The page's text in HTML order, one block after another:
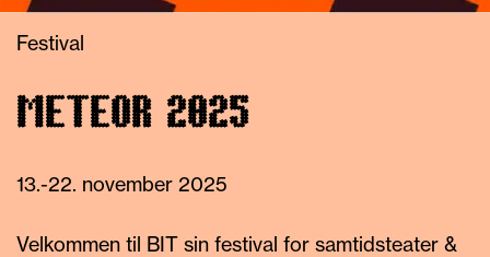
Festival
METEOR 2025
13.-22. november 2025
Velkommen til BIT sin festival for samtidsteater &